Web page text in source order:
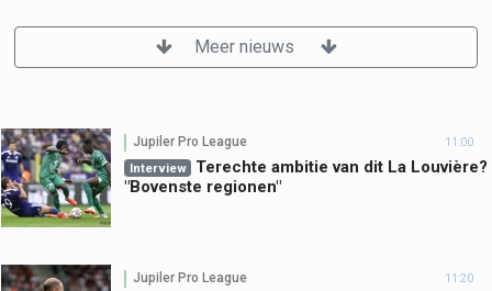
Meer nieuws
Jupiler Pro League 11:00
Interview
Terechte ambitie van dit La Louvière?
"Bovenste regionen"
Jupiler Pro League 11:20